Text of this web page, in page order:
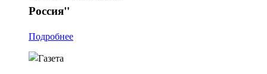
Россия"
Подробнее